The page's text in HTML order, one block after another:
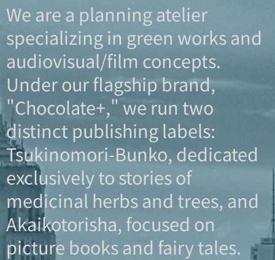
We are a planning atelier
specializing in green works and
audiovisual/film concepts.
Under our flagship brand,
"Chocolate+," we run two
distinct publishing labels:
Tsukinomori-Bunko, dedicated
exclusively to stories of
medicinal herbs and trees, and
Akaikotorisha, focused on
picture books and fairy tales.